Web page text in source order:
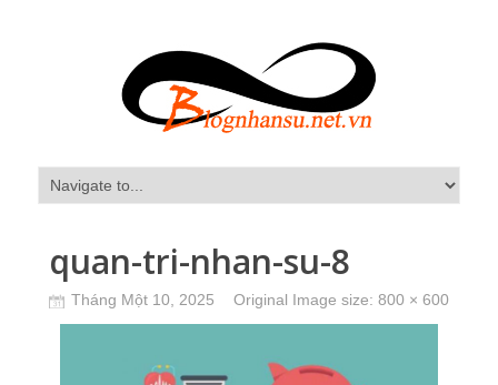
quan-tri-nhan-su-8
Tháng Một 10, 2025 Original Image size: 800 × 600